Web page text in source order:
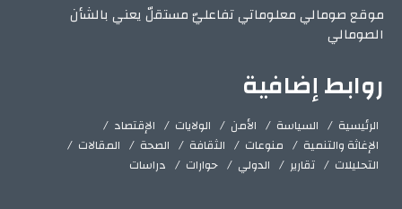
موقع صومالي معلوماتي تفاعليّ مستقلّ يعني بالشأن
الصومالي
روابط إضافية
الرئيسية السياسة الأمن الولايات
الإقتصاد
الإغاثة والتنمية
منوعات الثقافة الصحة
المقالات
التحليلات
تقارير الدولي حوارات دراسات